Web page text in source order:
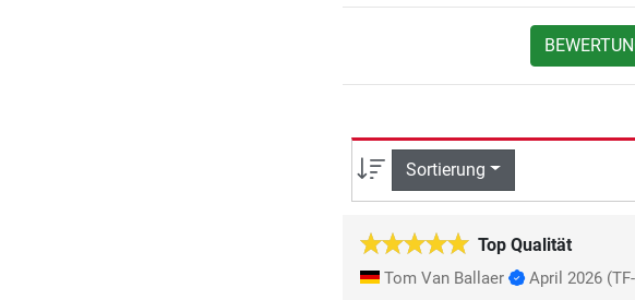
Sortierung
Top Qualität
Tom Van Ballaer April 2026